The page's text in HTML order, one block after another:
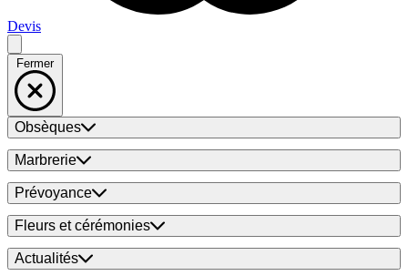
Devis
Fermer
Obsèques
Marbrerie
Prévoyance
Fleurs et cérémonies
Actualités